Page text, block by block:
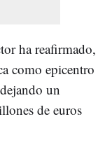
ha reafirmado,
como epicentro
un
de euros